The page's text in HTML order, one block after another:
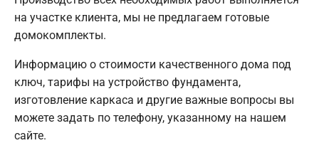
на участке клиента, мы не предлагаем готовые
домокомплекты.
Информацию о стоимости качественного дома под
ключ, тарифы на устройство фундамента,
изготовление каркаса и другие важные вопросы вы
можете задать по телефону, указанному на нашем
сайте.